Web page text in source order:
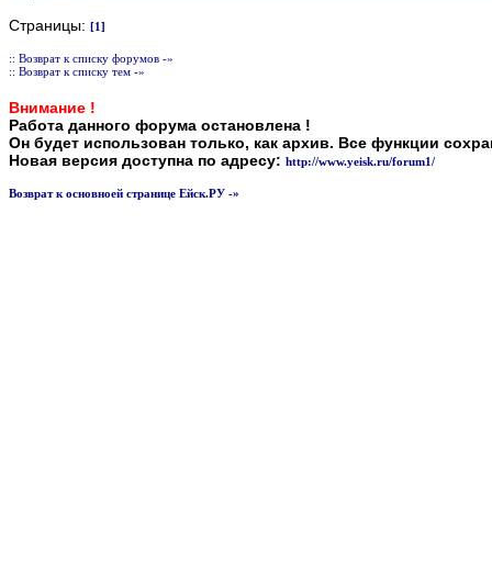
Страницы: [1]
:: Возврат к списку форумов -»
:: Возврат к списку тем -»
Внимание !
Работа данного форума остановлена !
Он будет использован только, как архив. Все функции
Новая версия доступна по адресу: http://www.yeisk.ru/forum1/
Возврат к основноей странице Ейск.РУ -»